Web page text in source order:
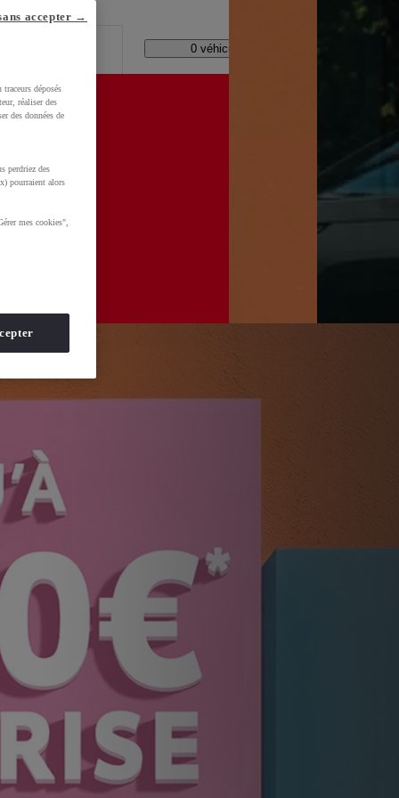
?
0 véhicules disponibles
déposés
réaliser des
des données de
perdriez des
pourraient alors
mes cookies",
accepter →